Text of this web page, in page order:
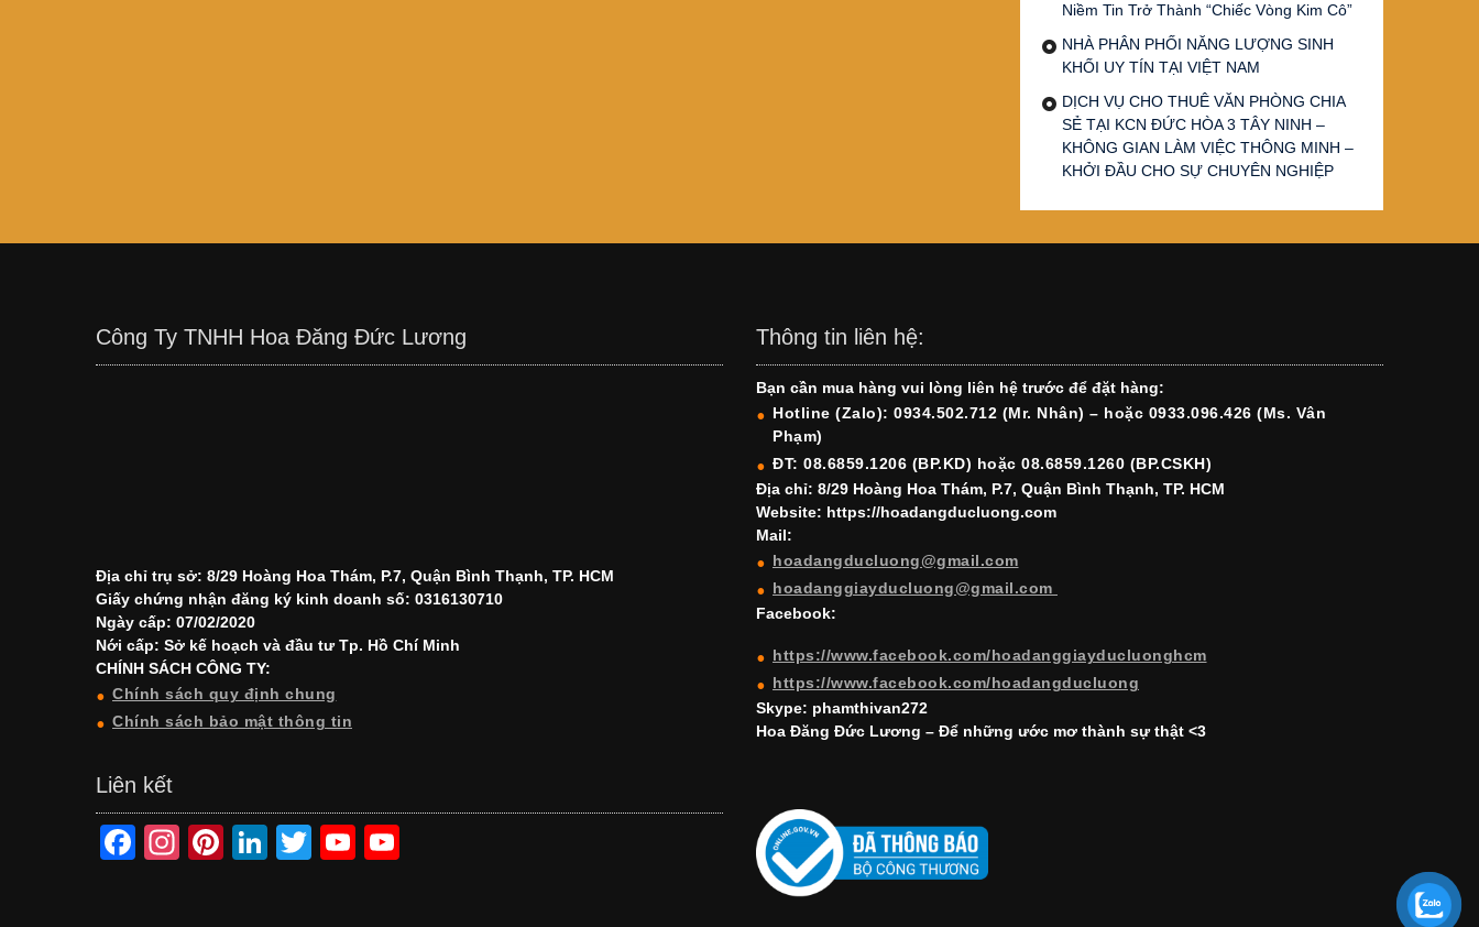
Niềm Tin Trở Thành “Chiếc Vòng Kim Cô”
NHÀ PHÂN PHỐI NĂNG LƯỢNG SINH
KHỐI UY TÍN TẠI VIỆT NAM
DỊCH VỤ CHO THUÊ VĂN PHÒNG CHIA
SẺ TẠI KCN ĐỨC HÒA 3 TÂY NINH –
KHÔNG GIAN LÀM VIỆC THÔNG MINH –
KHỞI ĐẦU CHO SỰ CHUYÊN NGHIỆP
Công Ty TNHH Hoa Đăng Đức Lương
Địa chỉ trụ sở: 8/29 Hoàng Hoa Thám, P.7, Quận Bình Thạnh, TP. HCM
Giấy chứng nhận đăng ký kinh doanh số: 0316130710
Ngày cấp: 07/02/2020
Nới cấp: Sở kế hoạch và đầu tư Tp. Hồ Chí Minh
CHÍNH SÁCH CÔNG TY:
Chính sách quy định chung
Chính sách bảo mật thông tin
Liên kết
F
In
Pi
Li
T
Y
Thông tin liên hệ:
Bạn cần mua hàng vui lòng liên hệ trước để đặt hàng:
Hotline (Zalo): 0934.502.712 (Mr. Nhân) – hoặc 0933.096.426 (Ms. Vân
Phạm)
ĐT: 08.6859.1206 (BP.KD) hoặc 08.6859.1260 (BP.CSKH)
Địa chỉ: 8/29 Hoàng Hoa Thám, P.7, Quận Bình Thạnh, TP. HCM
Website: https://hoadangducluong.com
Mail:
hoadangducluong@gmail.com
hoadanggiayducluong@gmail.com
Facebook:
https://www.facebook.com/hoadanggiayducluonghcm
https://www.facebook.com/hoadangducluong
Skype: phamthivan272
Hoa Đăng Đức Lương – Để những ước mơ thành sự thật <3